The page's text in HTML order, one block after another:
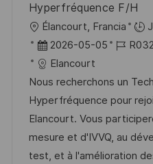
Hyperfréquence F/H
U
b
c
a
c
i
ó
Élancourt, Francia
F
e
c
h
a
d
e
2026-05-05
I
d
e
e
m
p
Elancourt
Nous recherchons un
Hyperfréquence pour
Elancourt. Vous
mesure et d'IVVQ, au
test, et à l'amélioration